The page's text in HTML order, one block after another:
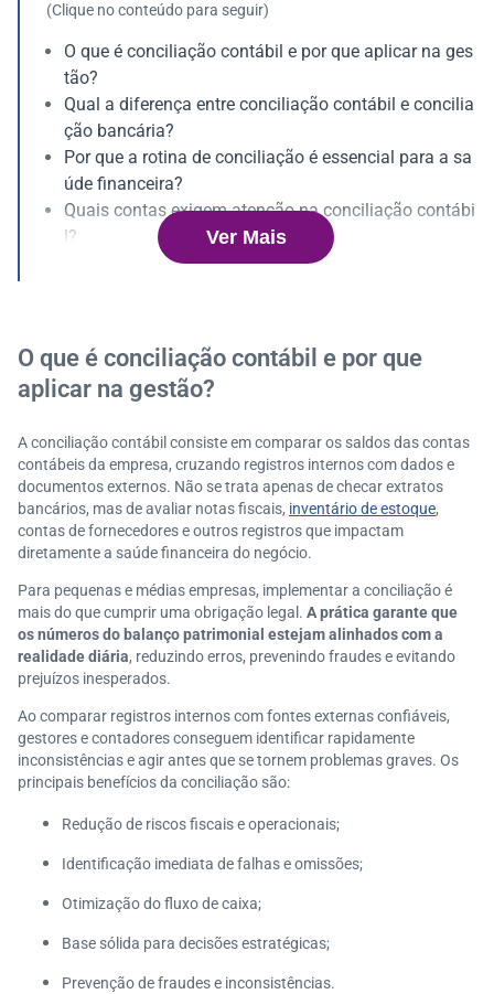
(Clique no conteúdo para seguir)
O que é conciliação contábil e por que aplicar na ges
tão?
Qual a diferença entre conciliação contábil e concilia
ção bancária?
Por que a rotina de conciliação é essencial para a sa
úde financeira?
Quais contas exigem atenção na conciliação contábi
l?
Principais riscos de não adotar a conciliação contábi
Com que frequência realizar a conciliação contábil n
os negócios?
Qual é o papel da documentação na segurança da c
Como conciliação contábil e auditoria fortalecem a c
redibilidade da sua empresa?
Ver Mais
O que é conciliação contábil e por que
aplicar na gestão?
A conciliação contábil consiste em comparar os saldos das contas
contábeis da empresa, cruzando registros internos com dados e
documentos externos. Não se trata apenas de checar extratos
bancários, mas de avaliar notas fiscais, inventário de estoque,
contas de fornecedores e outros registros que impactam
diretamente a saúde financeira do negócio.
Para pequenas e médias empresas, implementar a conciliação é
mais do que cumprir uma obrigação legal. A prática garante que
os números do balanço patrimonial estejam alinhados com a
realidade diária, reduzindo erros, prevenindo fraudes e evitando
prejuízos inesperados.
Ao comparar registros internos com fontes externas confiáveis,
gestores e contadores conseguem identificar rapidamente
inconsistências e agir antes que se tornem problemas graves. Os
principais benefícios da conciliação são:
Redução de riscos fiscais e operacionais;
Identificação imediata de falhas e omissões;
Otimização do fluxo de caixa;
Base sólida para decisões estratégicas;
Prevenção de fraudes e inconsistências.